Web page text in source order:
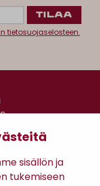
sisällön ja
tukemiseen
tietosuojaselosteen.